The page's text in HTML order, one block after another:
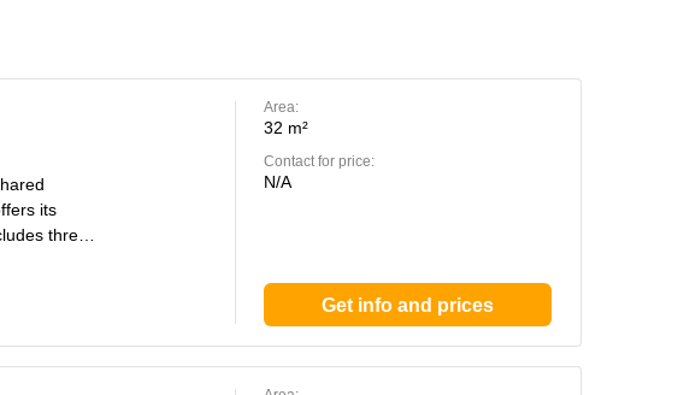
its
three
Area:
32 m²
Contact for price:
N/A
Get info and prices